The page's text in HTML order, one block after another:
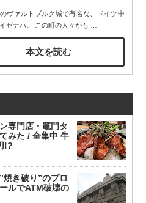
ヴァルトブルク城で有名な、ドイツ中
ゼナハ。 この町の人々がも
本文を読む
専門店・竈門タ
みた / 全集中 牛
!?
焼き破り”のプロ
ルでATM破壊の